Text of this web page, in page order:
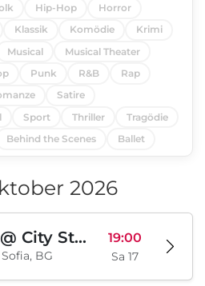
Hip-Hop
Horror
Klassik Komödie
Krimi
Musical
Musical Theater
Punk R&B
Rap
Satire
Sport Thriller
Tragödie
Behind the Scenes Ballet
2026
Tender @ City Stage
BG
19:00
Sa 17